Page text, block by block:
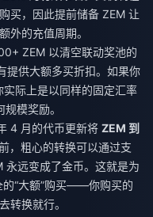
买，因此提前储备 ZEM 让
外的充值周期。
ZEM 以清空联动奖池的
提供大额多买折扣。如果你
际上是以同样的固定汇率
模奖励。
4 月的代币更新将 ZEM 到
，粗心的转换可以通过支
永远变成了金币。这就是为
“大额”购买——你购买的
转换就行。